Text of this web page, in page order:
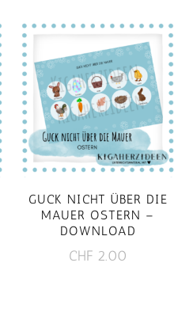
GUCK NICHT ÜBER DIE
MAUER OSTERN –
DOWNLOAD
CHF 2.00